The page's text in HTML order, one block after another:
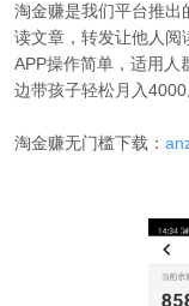
淘金赚是我们平台推出
读文章，转发让他人阅
APP操作简单，适用人
边带孩子轻松月入4000
淘金赚无门槛下载：